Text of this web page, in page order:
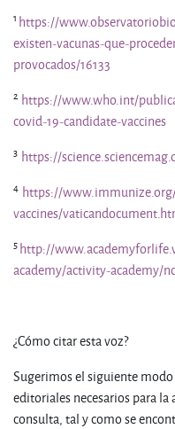
1 https://
existen-vacunas-que-
provocados/16133
2 https://www.who.int/
covid-19-candidate-vaccines
3 https://
4 https://
vaccines/
5 http://
academy/activity-academy/
¿Cómo citar esta voz?
Sugerimos el siguiente
editoriales necesarios para la
consulta, tal y como se